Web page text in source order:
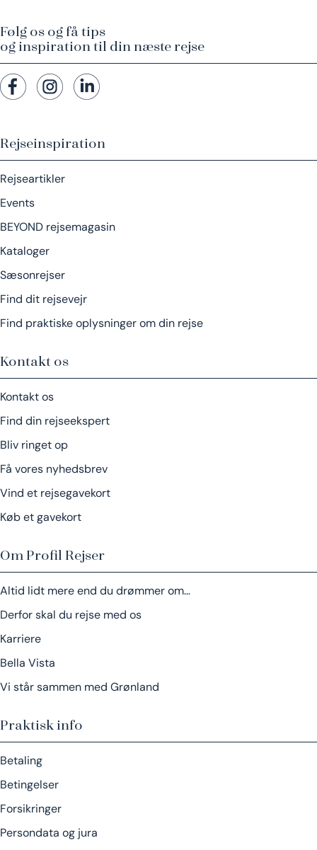
Rejseinspiration
Rejseartikler
Events
BEYOND rejsemagasin
Kataloger
Sæsonrejser
Find dit rejsevejr
Find praktiske oplysninger om din rejse
Kontakt os
Kontakt os
Find din rejseekspert
Bliv ringet op
Få vores nyhedsbrev
Vind et rejsegavekort
Køb et gavekort
Om Profil Rejser
Altid lidt mere end du drømmer om…
Derfor skal du rejse med os
Karriere
Bella Vista
Vi står sammen med Grønland
Praktisk info
Betaling
Betingelser
Forsikringer
Persondata og jura
Følg os og få tips
og inspiration til din næste rejse